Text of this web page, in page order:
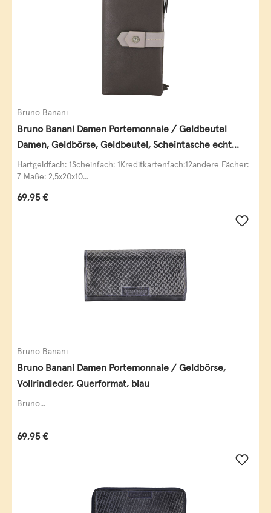
Bruno Banani
Bruno Banani Damen Portemonnaie / Geldbeutel
Damen, Geldbörse, Geldbeutel, Scheintasche echt
Leder
Hartgeldfach: 1Scheinfach: 1Kreditkartenfach:12andere Fächer:
7 Maße: 2,5x20x10...
Regulärer Preis:
69,95 €
Bruno Banani
Bruno Banani Damen Portemonnaie / Geldbörse,
Vollrindleder, Querformat, blau
Bruno...
Regulärer Preis:
69,95 €